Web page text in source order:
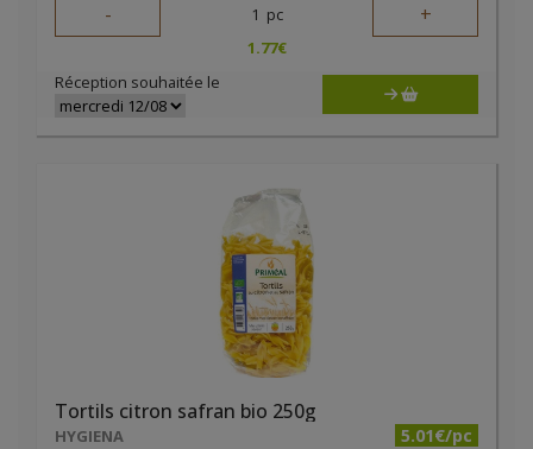
- 1 pc +
1.77€
Réception souhaitée le
Tortils citron safran bio 250g
HYGIENA 5.01€/pc